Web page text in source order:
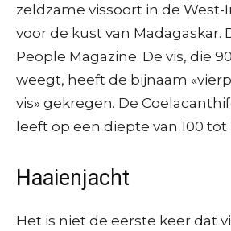
zeldzame vissoort in de West-
voor de kust van Madagaskar.
People Magazine. De vis, die
weegt, heeft de bijnaam
vis» gekregen. De
leeft op een diepte van 100 tot
Haaienjacht
Het is niet de eerste keer dat